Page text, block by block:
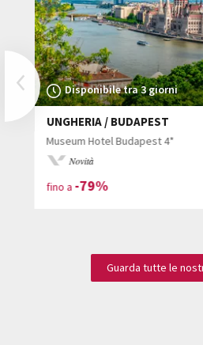
PreviousDisponibile tra 3 giorni
UNGHERIA / BUDAPEST
Museum Hotel Budapest 4*
Novità
fino a -79%
Guarda tutte le